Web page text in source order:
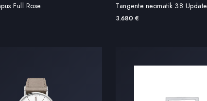
Full Rose Tangente neomatik 38 Update
3.680 €